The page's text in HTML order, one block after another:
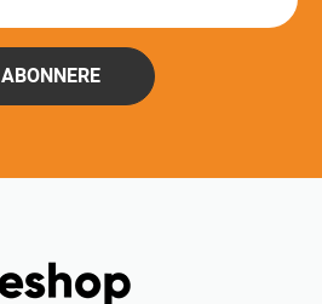
ABONNERE